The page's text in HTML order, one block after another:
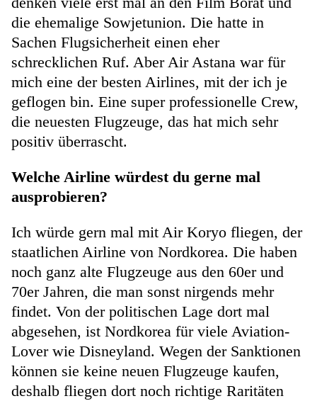
die ehemalige Sowjetunion. Die hatte in
Sachen Flugsicherheit einen eher
schrecklichen Ruf. Aber Air Astana war für
mich eine der besten Airlines, mit der ich je
geflogen bin. Eine super professionelle Crew,
die neuesten Flugzeuge, das hat mich sehr
positiv überrascht.
Welche Airline würdest du gerne mal
ausprobieren?
Ich würde gern mal mit Air Koryo fliegen, der
staatlichen Airline von Nordkorea. Die haben
noch ganz alte Flugzeuge aus den 60er und
70er Jahren, die man sonst nirgends mehr
findet. Von der politischen Lage dort mal
abgesehen, ist Nordkorea für viele Aviation-
Lover wie Disneyland. Wegen der Sanktionen
können sie keine neuen Flugzeuge kaufen,
deshalb fliegen dort noch richtige Raritäten